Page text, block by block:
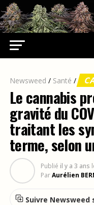
Newsweed / Santé /
Le cannabis
gravité du
traitant les
terme, selon
Publié il y a 3 ans
ParAurélien
Suivre Newsweed